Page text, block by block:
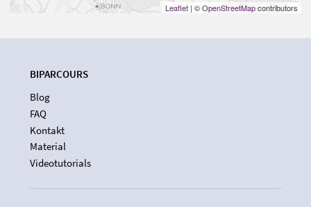
Leaflet | ©OpenStreetMapcontributors
BIPARCOURS
Blog
FAQ
Kontakt
Material
Videotutorials